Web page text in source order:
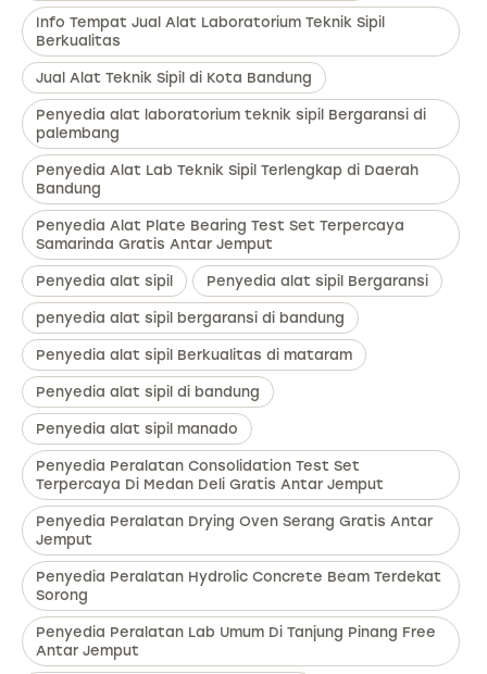
Info Tempat Jual Alat Laboratorium Teknik Sipil
Berkualitas
Jual Alat Teknik Sipil di Kota Bandung
Penyedia alat laboratorium teknik sipil Bergaransi di
palembang
Penyedia Alat Lab Teknik Sipil Terlengkap di Daerah
Bandung
Penyedia Alat Plate Bearing Test Set Terpercaya
Samarinda Gratis Antar Jemput
Penyedia alat sipil Penyedia alat sipil Bergaransi
penyedia alat sipil bergaransi di bandung
Penyedia alat sipil Berkualitas di mataram
Penyedia alat sipil di bandung
Penyedia alat sipil manado
Penyedia Peralatan Consolidation Test Set
Terpercaya Di Medan Deli Gratis Antar Jemput
Penyedia Peralatan Drying Oven Serang Gratis Antar
Jemput
Penyedia Peralatan Hydrolic Concrete Beam Terdekat
Sorong
Penyedia Peralatan Lab Umum Di Tanjung Pinang Free
Antar Jemput